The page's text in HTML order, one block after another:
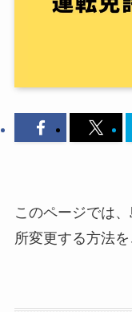
このページでは
所変更する方法を